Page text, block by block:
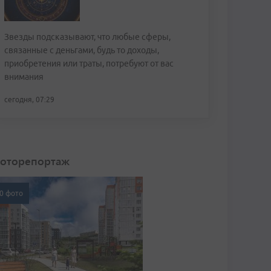
Звезды подсказывают, что любые сферы,
связанные с деньгами, будь то доходы,
приобретения или траты, потребуют от вас
внимания
сегодня, 07:29
фото